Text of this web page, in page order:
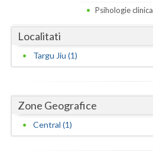
Covasna
Dambovita
Dolj
Galati
Psihologie clinica
Localitati
Targu Jiu (1)
Zone Geografice
Central (1)